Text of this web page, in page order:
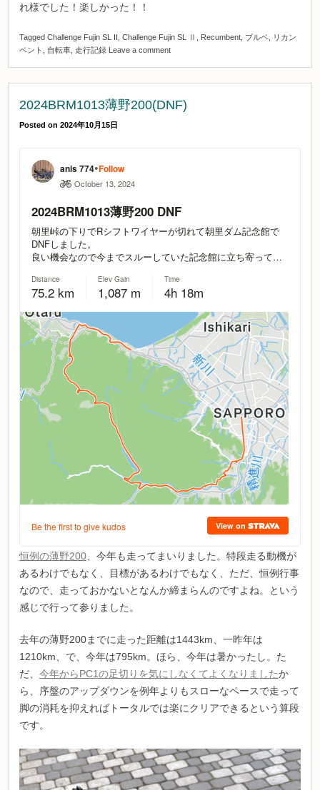
れ様でした！楽しかった！！
Tagged Challenge Fujin SL II Challenge Fujin SL Ⅱ Recumbent, ブルベ,
リカン
ベント
自転車, 走行記録 Leave a comment
2024BRM1013薄野200(DNF)
Posted on 2024年10月15日
恒例の薄野200、今年も走ってまいりました。特段走る動機が
あるわけでもなく、目標があるわけでもなく、ただ、恒例行事
なので、走っておかないとなんか締まらんのですよね。という
感じで行って参りました。
去年の薄野200までに走った距離は1443km、一昨年は
1210km、で、今年は795km。ほら、今年は暑かったし。た
だ、 今年からPC1の足切りを気にしなくてよくなりましたか
ら、序盤のアップダウンを例年よりもスローなペースで走って
脚の消耗を抑えればトータルでは楽にクリアできるという算段
です。